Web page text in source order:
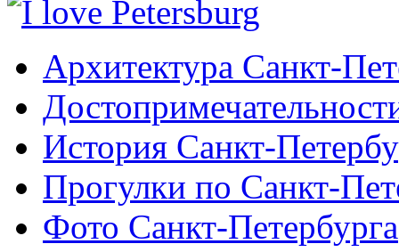
Архитектура Санкт-
История Санкт-
Прогулки по Санкт-
Фото Санкт-Петербурга